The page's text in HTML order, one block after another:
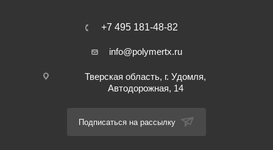
+7 495 181-48-82
info@polymertx.ru
Тверская область, г. Удомля,
Автодорожная, 14
Подписаться на рассылку